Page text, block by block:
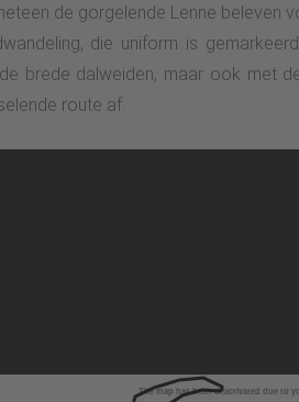
de gorgelende Lenne
die uniform is
brede dalweiden, maar ook met
route af.
The map has been deactivated due to